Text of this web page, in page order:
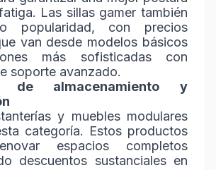
Las sillas gamer también
popularidad, con precios
van desde modelos básicos
más sofisticadas con
soporte avanzado.
de almacenamiento y
y muebles modulares
categoría. Estos productos
espacios completos
descuentos sustanciales en